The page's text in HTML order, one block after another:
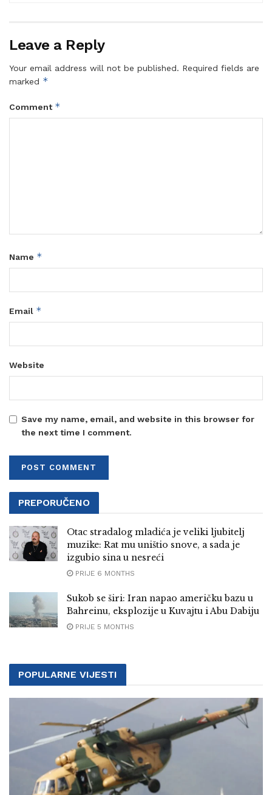
Leave a Reply
Your email address will not be published. Required fields are
marked *
Comment *
Name *
Email *
Website
Save my name, email, and website in this browser for
the next time I comment.
PREPORUČENO
Otac stradalog mladića je veliki ljubitelj
muzike: Rat mu uništio snove, a sada je
izgubio sina u nesreći
PRIJE 6 MONTHS
Sukob se širi: Iran napao američku bazu u
Bahreinu, eksplozije u Kuvajtu i Abu Dabiju
PRIJE 5 MONTHS
POPULARNE VIJESTI